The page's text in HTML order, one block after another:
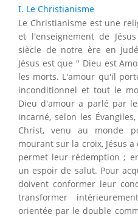
I. Le Christianisme
Le Christianisme est une
et l'enseignement de
siècle de notre ère en
Jésus est que " Dieu est
les morts. L'amour qu'il
inconditionnel et tout le
Dieu d'amour a parlé par
incarné, selon les
Christ, venu au monde
mourant sur la croix, Jésus
permet leur rédemption ;
un espoir de salut. Pour
doivent conformer leur
transformer
orientée par le double